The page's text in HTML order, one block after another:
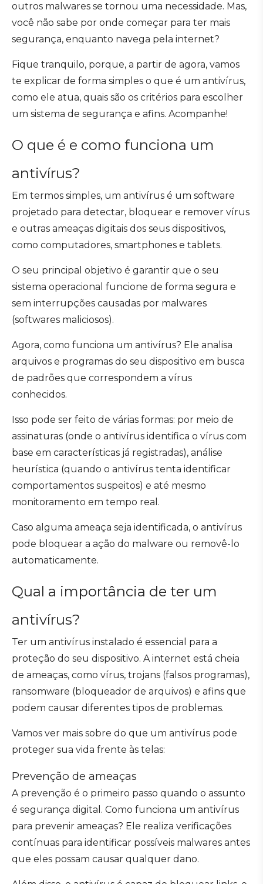
outros malwares se tornou uma necessidade. Mas,
você não sabe por onde começar para ter mais
segurança, enquanto navega pela internet?
Fique tranquilo, porque, a partir de agora, vamos
te explicar de forma simples o que é um antivírus,
como ele atua, quais são os critérios para escolher
um sistema de segurança e afins. Acompanhe!
O que é e como funciona um
antivírus?
Em termos simples, um antivírus é um software
projetado para detectar, bloquear e remover vírus
e outras ameaças digitais dos seus dispositivos,
como computadores, smartphones e tablets.
O seu principal objetivo é garantir que o seu
sistema operacional funcione de forma segura e
sem interrupções causadas por malwares
(softwares maliciosos).
Agora, como funciona um antivírus? Ele analisa
arquivos e programas do seu dispositivo em busca
de padrões que correspondem a vírus
conhecidos.
Isso pode ser feito de várias formas: por meio de
assinaturas (onde o antivírus identifica o vírus com
base em características já registradas), análise
heurística (quando o antivírus tenta identificar
comportamentos suspeitos) e até mesmo
monitoramento em tempo real.
Caso alguma ameaça seja identificada, o antivírus
pode bloquear a ação do malware ou removê-lo
automaticamente.
Qual a importância de ter um
antivírus?
Ter um antivírus instalado é essencial para a
proteção do seu dispositivo. A internet está cheia
de ameaças, como vírus, trojans (falsos programas),
ransomware (bloqueador de arquivos) e afins que
podem causar diferentes tipos de problemas.
Vamos ver mais sobre do que um antivírus pode
proteger sua vida frente às telas:
Prevenção de ameaças
A prevenção é o primeiro passo quando o assunto
é segurança digital. Como funciona um antivírus
para prevenir ameaças? Ele realiza verificações
contínuas para identificar possíveis malwares antes
que eles possam causar qualquer dano.